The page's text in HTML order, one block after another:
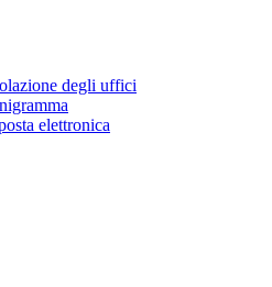
degli uffici
elettronica